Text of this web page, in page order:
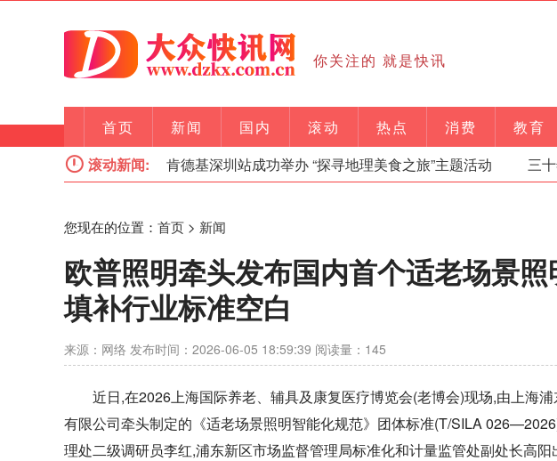
你关注的 就是快讯
首页 新闻 国内 滚动 热点 消费 教育
滚动新闻:
旅”主题活动 肯德基深圳站成功举办 “探寻地理美食之旅”主题活动 三十年守护
您现在的位置： 首页 > 新闻
欧普照明牵头发布国内首个适老场景
填补行业标准空白
来源：网络 发布时间：2026-06-05 18:59:39 阅读量：145
近日,在2026上海国际养老、辅具及康复医疗博览会(老博会)现场,由上海
有限公司牵头制定的《适老场景照明智能化规范》团体标准(T/SILA
理处二级调研员李红,浦东新区市场监督管理局标准化和计量监管处副处长高